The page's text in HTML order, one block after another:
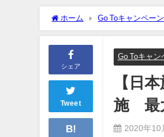
ホーム Go Toキャンペーン
シェア
Tweet
B!
Go Toキャン
【日
施 最
2020年10